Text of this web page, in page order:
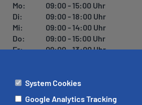
Mo:
09:00 - 15:00 Uhr
Di:
09:00 - 18:00 Uhr
Mi:
09:00 - 14:00 Uhr
Do:
09:00 - 15:00 Uhr
Fr:
09:00 - 13:00 Uhr
ÄMTER
System Cookies
Google Analytics Tracking